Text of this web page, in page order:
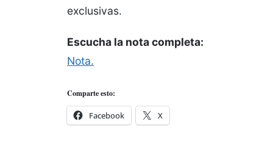
exclusivas.
Escucha la nota completa:
Nota.
Comparte esto:
Facebook X